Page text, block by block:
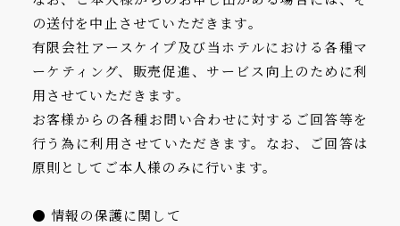
の送付を中止させていただきます。
有限会社アースケイプ及び当ホテルにおける各種マ
ーケティング、販売促進、サービス向上のために利
用させていただきます。
お客様からの各種お問い合わせに対するご回答等を
行う為に利用させていただきます。なお、ご回答は
原則としてご本人様のみに行います。
● 情報の保護に関して